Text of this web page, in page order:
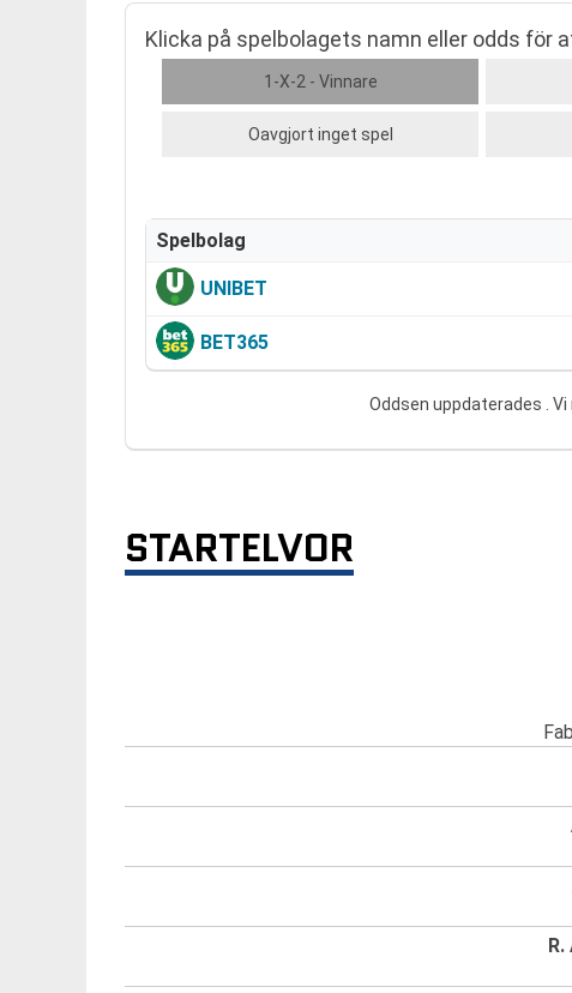
Klicka på spelbolagets namn eller odds för
1-X-2 - Vinnare
Oavgjort inget spel
Spelbolag
UNIBET
BET365
Oddsen uppdaterades .
STARTELVOR